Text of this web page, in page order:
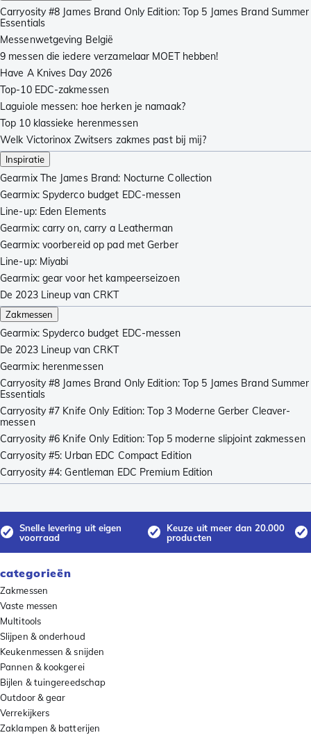
Carryosity #8 James Brand Only Edition: Top 5 James Brand Summer
Essentials
Messenwetgeving België
9 messen die iedere verzamelaar MOET hebben!
Have A Knives Day 2026
Top-10 EDC-zakmessen
Laguiole messen: hoe herken je namaak?
Top 10 klassieke herenmessen
Welk Victorinox Zwitsers zakmes past bij mij?
Inspiratie
Gearmix The James Brand: Nocturne Collection
Gearmix: Spyderco budget EDC-messen
Line-up: Eden Elements
Gearmix: carry on, carry a Leatherman
Gearmix: voorbereid op pad met Gerber
Line-up: Miyabi
Gearmix: gear voor het kampeerseizoen
De 2023 Lineup van CRKT
Zakmessen
Gearmix: Spyderco budget EDC-messen
De 2023 Lineup van CRKT
Gearmix: herenmessen
Carryosity #8 James Brand Only Edition: Top 5 James Brand Summer
Essentials
Carryosity #7 Knife Only Edition: Top 3 Moderne Gerber Cleaver-
messen
Carryosity #6 Knife Only Edition: Top 5 moderne slipjoint zakmessen
Carryosity #5: Urban EDC Compact Edition
Carryosity #4: Gentleman EDC Premium Edition
Snelle levering uit eigen
voorraad
Keuze uit meer dan 20.000
producten
categorieën
Zakmessen
Vaste messen
Multitools
Slijpen & onderhoud
Keukenmessen & snijden
Pannen & kookgerei
Bijlen & tuingereedschap
Outdoor & gear
Verrekijkers
Zaklampen & batterijen